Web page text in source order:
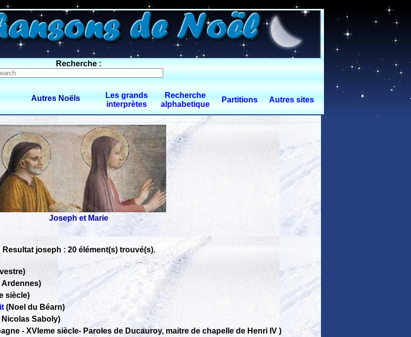
0 $limitbot 1 $limittot 2
Recherche :
Autres Noëls
Les grands
interprètes
Recherche
alphabetique
Partitions Autres sites
Joseph et Marie
Resultat joseph : 20 élément(s) trouvé(s).
Ardennes)
siècle)
(Noel du Béarn)
Nicolas Saboly)
- XVIeme siècle- Paroles de Ducauroy, maitre de chapelle de Henri IV )